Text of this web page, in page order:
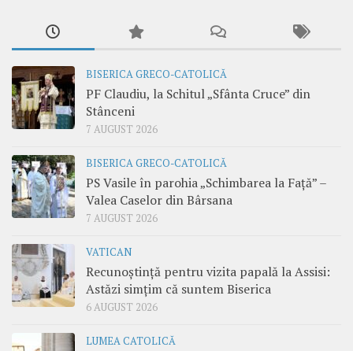
BISERICA GRECO-CATOLICĂ
PF Claudiu, la Schitul „Sfânta Cruce” din
Stânceni
7 AUGUST 2026
BISERICA GRECO-CATOLICĂ
PS Vasile în parohia „Schimbarea la Față” –
Valea Caselor din Bârsana
7 AUGUST 2026
VATICAN
Recunoștință pentru vizita papală la Assisi:
Astăzi simțim că suntem Biserica
6 AUGUST 2026
LUMEA CATOLICĂ